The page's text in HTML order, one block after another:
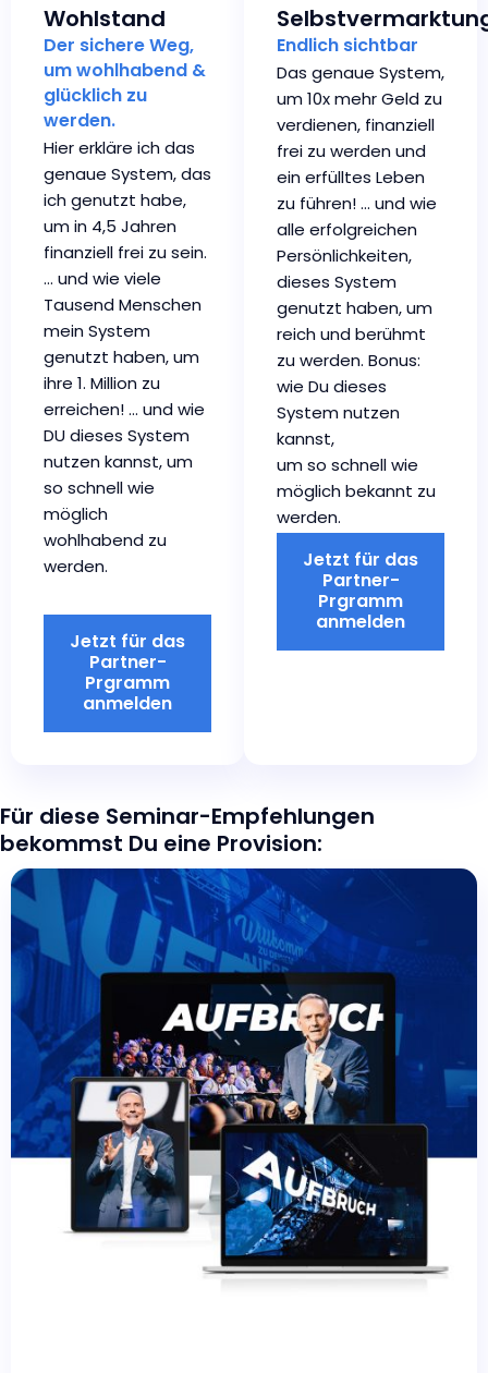
Wohlstand
Der sichere Weg,
um wohlhabend &
glücklich zu
werden.
Hier erkläre ich das
genaue System, das
ich genutzt habe,
um in 4,5 Jahren
finanziell frei zu sein.
… und wie viele
Tausend Menschen
mein System
genutzt haben, um
ihre 1. Million zu
erreichen! … und wie
DU dieses System
nutzen kannst, um
so schnell wie
möglich
wohlhabend zu
werden.
Jetzt für das
Partner-
Prgramm
anmelden
Endlich sichtbar
Das genaue System,
um 10x mehr Geld zu
verdienen, finanziell
frei zu werden und
ein erfülltes Leben
zu führen! … und wie
alle erfolgreichen
Persönlichkeiten,
dieses System
genutzt haben, um
reich und berühmt
zu werden. Bonus:
wie Du dieses
System nutzen
kannst,
um so schnell wie
möglich bekannt zu
werden.
Jetzt für das
Partner-
Prgramm
anmelden
Für diese Seminar-Empfehlungen
bekommst Du eine Provision: